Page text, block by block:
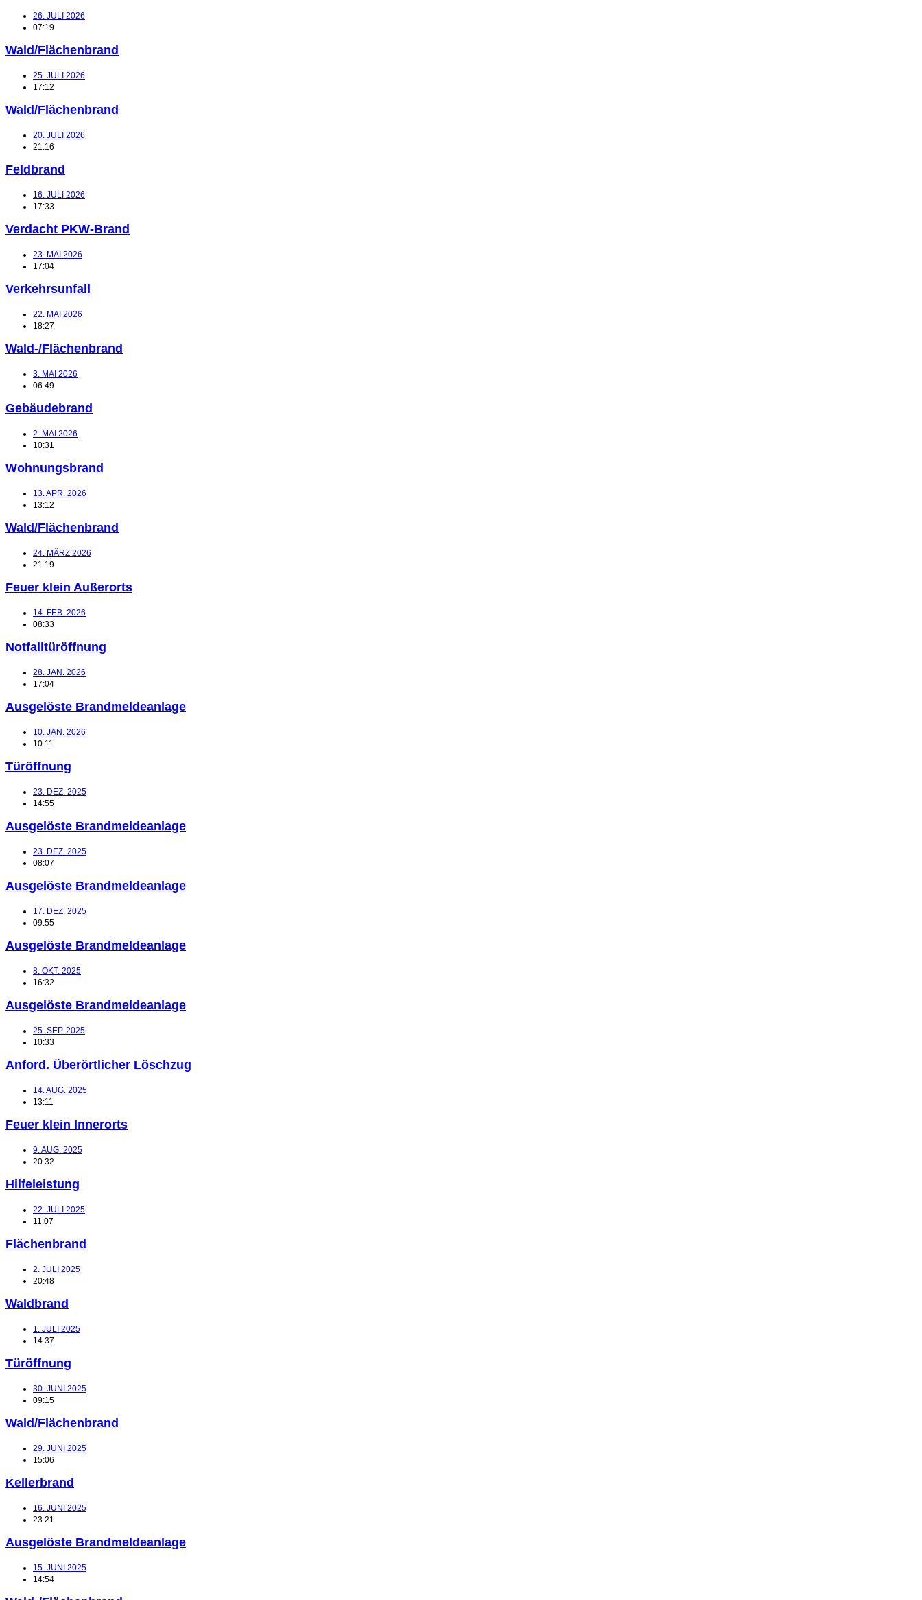
26. JULI 2026
07:19
Wald/Flächenbrand
25. JULI 2026
17:12
Wald/Flächenbrand
20. JULI 2026
21:16
Feldbrand
16. JULI 2026
17:33
Verdacht PKW-Brand
23. MAI 2026
17:04
Verkehrsunfall
22. MAI 2026
18:27
Wald-/Flächenbrand
3. MAI 2026
06:49
Gebäudebrand
2. MAI 2026
10:31
Wohnungsbrand
13. APR. 2026
13:12
Wald/Flächenbrand
24. MÄRZ 2026
21:19
Feuer klein Außerorts
14. FEB. 2026
08:33
Notfalltüröffnung
28. JAN. 2026
17:04
Ausgelöste Brandmeldeanlage
10. JAN. 2026
10:11
Türöffnung
23. DEZ. 2025
14:55
Ausgelöste Brandmeldeanlage
23. DEZ. 2025
08:07
Ausgelöste Brandmeldeanlage
17. DEZ. 2025
09:55
Ausgelöste Brandmeldeanlage
8. OKT. 2025
16:32
Ausgelöste Brandmeldeanlage
25. SEP. 2025
10:33
Anford. Überörtlicher Löschzug
14. AUG. 2025
13:11
Feuer klein Innerorts
9. AUG. 2025
20:32
Hilfeleistung
22. JULI 2025
11:07
Flächenbrand
2. JULI 2025
20:48
Waldbrand
1. JULI 2025
14:37
Türöffnung
30. JUNI 2025
09:15
Wald/Flächenbrand
29. JUNI 2025
15:06
Kellerbrand
16. JUNI 2025
23:21
Ausgelöste Brandmeldeanlage
15. JUNI 2025
14:54